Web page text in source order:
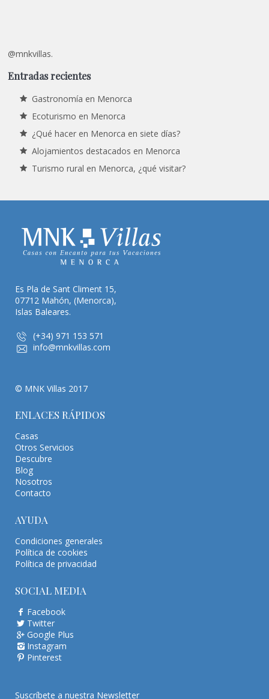
@mnkvillas.
Entradas recientes
Gastronomía en Menorca
Ecoturismo en Menorca
¿Qué hacer en Menorca en siete días?
Alojamientos destacados en Menorca
Turismo rural en Menorca, ¿qué visitar?
Es Pla de Sant Climent 15,
07712 Mahón, (Menorca),
Islas Baleares.
(+34) 971 153 571
info@mnkvillas.com
© MNK Villas 2017
ENLACES RÁPIDOS
Casas
Otros Servicios
Descubre
Blog
Nosotros
Contacto
AYUDA
Condiciones generales
Política de cookies
Política de privacidad
SOCIAL MEDIA
Facebook
Twitter
Google Plus
Instagram
Pinterest
Suscríbete a nuestra Newsletter